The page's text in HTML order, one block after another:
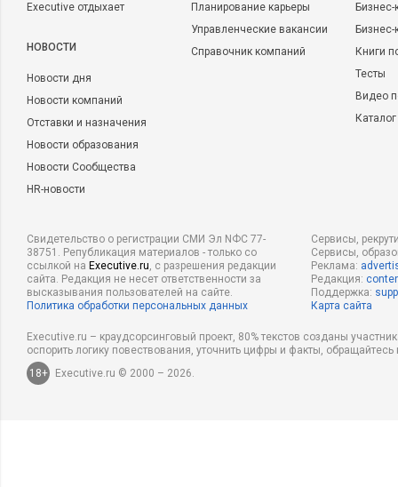
Executive отдыхает
НОВОСТИ
Новости дня
Новости компаний
Отставки и назначения
Новости образования
Новости Сообщества
HR-новости
Планирование карьеры
Управленческие вакансии
Справочник компаний
Бизнес-
Книги
Тесты
Видео
Свидетельство о регистрации СМИ Эл NФС 77-
38751. Републикация материалов - только со
ссылкой на Executive.ru, с разрешения редакции
сайта. Редакция не несет ответственности за
высказывания пользователей на сайте.
Политика обработки персональных данных
Сервисы,
Сервисы,
Реклама:
Редакция:
Поддержка:
Карта сайта
Executive.ru – краудсорсинговый проект, 80% текстов созданы
оспорить логику повествования, уточнить цифры и факты,
18+
Executive.ru © 2000 – 2026.